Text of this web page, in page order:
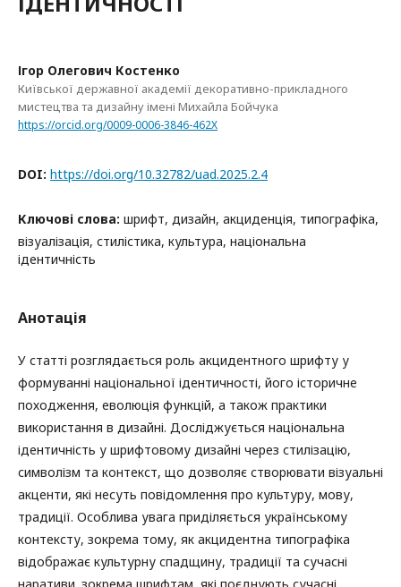
Ігор Олегович Костенко
Київської державної академії декоративно-прикладного
мистецтва та дизайну імені Михайла Бойчука
https://orcid.org/0009-0006-3846-462X
DOI: https://doi.org/10.32782/uad.2025.2.4
Ключові слова: шрифт, дизайн, акциденція, типографіка,
візуалізація, стилістика, культура, національна
ідентичність
Анотація
У статті розглядається роль акцидентного шрифту у
формуванні національної ідентичності, його історичне
походження, еволюція функцій, а також практики
використання в дизайні. Досліджується національна
ідентичність у шрифтовому дизайні через стилізацію,
символізм та контекст, що дозволяє створювати візуальні
акценти, які несуть повідомлення про культуру, мову,
традиції. Особлива увага приділяється українському
контексту, зокрема тому, як акцидентна типографіка
відображає культурну спадщину, традиції та сучасні